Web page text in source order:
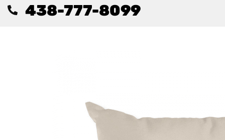
438-777-8099